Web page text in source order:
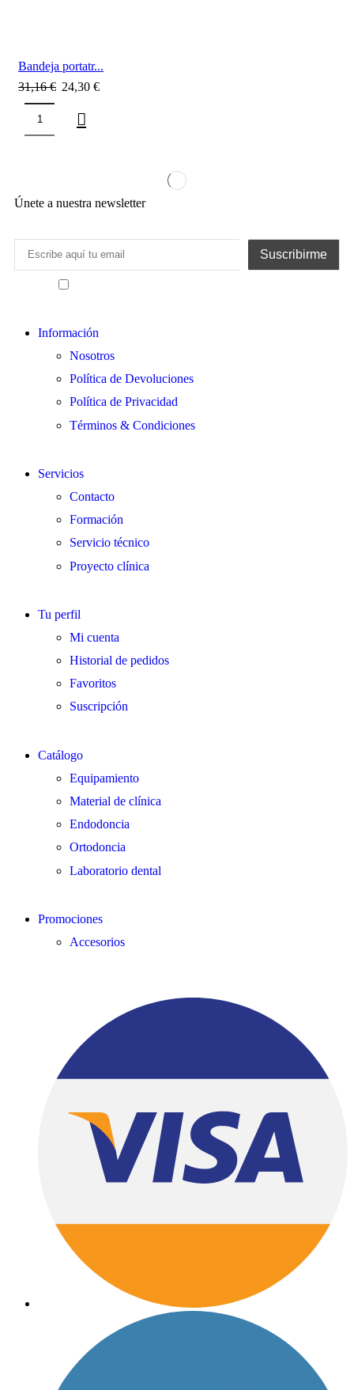
Bandeja portatr...
31,16€ 24,30 €
Únete a nuestra newsletter
Información
Nosotros
Política de Devoluciones
Política de Privacidad
Términos & Condiciones
Servicios
Contacto
Formación
Servicio técnico
Proyecto clínica
Tu perfil
Mi cuenta
Historial de pedidos
Favoritos
Suscripción
Catálogo
Equipamiento
Material de clínica
Endodoncia
Ortodoncia
Laboratorio dental
Promociones
Accesorios